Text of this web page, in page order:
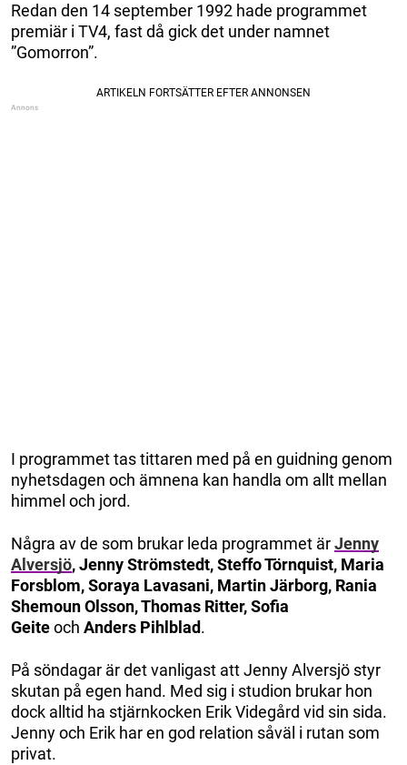
Redan den 14 september 1992 hade programmet
premiär i TV4, fast då gick det under namnet
”Gomorron”.
I programmet tas tittaren med på en guidning genom
nyhetsdagen och ämnena kan handla om allt mellan
himmel och jord.
Några av de som brukar leda programmet ärJenny
Alversjö, Jenny Strömstedt, Steffo Törnquist, Maria
Forsblom, Soraya Lavasani, Martin Järborg, Rania
Shemoun Olsson, Thomas Ritter, Sofia
Geiteoch Anders Pihlblad.
På söndagar är det vanligast att Jenny Alversjö styr
skutan på egen hand. Med sig i studion brukar hon
dock alltid ha stjärnkocken Erik Videgård vid sin sida.
Jenny och Erik har en god relation såväl i rutan som
privat.